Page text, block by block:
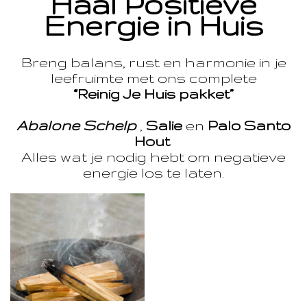
Energie in Huis
Breng balans, rust en harmonie in je
leefruimte met ons complete
“Reinig Je Huis pakket”
Abalone Schelp, Salie en Palo Santo
Hout
Alles wat je nodig hebt om negatieve
energie los te laten.